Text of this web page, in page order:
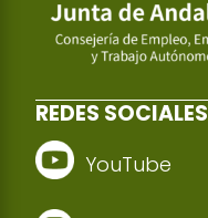
REDES SOCIALES
YouTube